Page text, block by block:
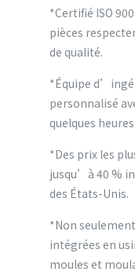
*Certifié ISO
pièces
de qualité.
*Équipe
personnalisé
quelques heures.
*Des prix les
jusqu’à 40 %
des États-Unis.
*Non
intégrées en
moules et